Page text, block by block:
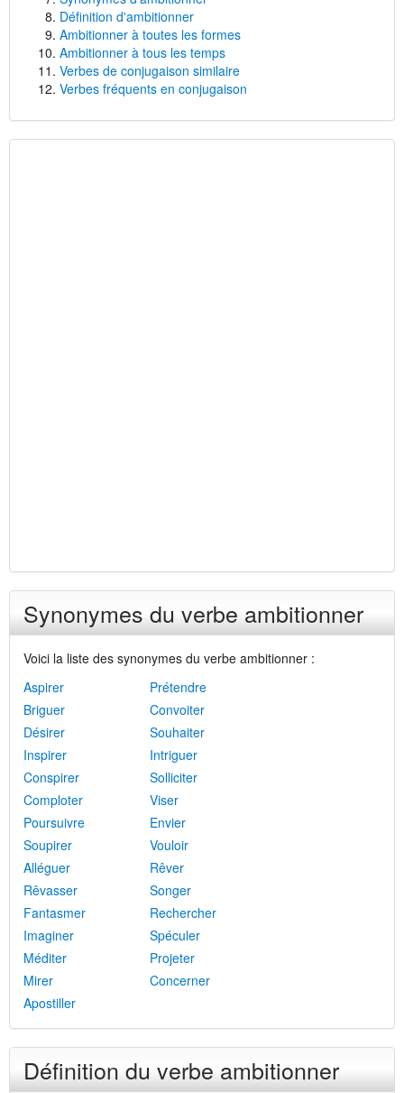
Définition d'ambitionner
Ambitionner à toutes les formes
Ambitionner à tous les temps
Verbes de conjugaison similaire
Verbes fréquents en conjugaison
Synonymes du verbe ambitionner
Voici la liste des synonymes du verbe ambitionner :
Aspirer
Prétendre
Briguer
Convoiter
Désirer
Souhaiter
Inspirer
Intriguer
Conspirer
Solliciter
Comploter
Viser
Poursuivre
Envier
Soupirer
Vouloir
Alléguer
Rêver
Rêvasser
Songer
Fantasmer
Rechercher
Imaginer
Spéculer
Méditer
Projeter
Mirer
Concerner
Apostiller
Définition du verbe ambitionner